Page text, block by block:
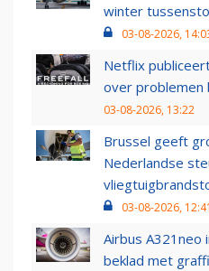
winter
03-08-2026,
Netflix
over problemen
03-08-2026, 13:22
Brussel geeft
Nederlandse
03-08-2026, 12:41
Airbus A321neo
beklad met